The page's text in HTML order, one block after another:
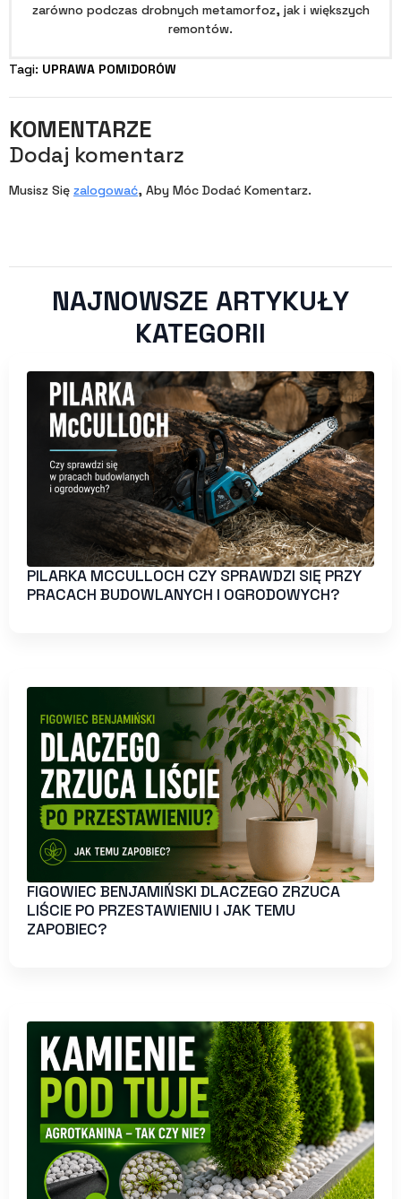
zarówno podczas drobnych metamorfoz, jak i większych
remontów.
Tagi: UPRAWA POMIDORÓW
KOMENTARZE
Dodaj komentarz
Musisz Się zalogować, Aby Móc Dodać Komentarz.
NAJNOWSZE ARTYKUŁY
KATEGORII
PILARKA MCCULLOCH CZY SPRAWDZI SIĘ PRZY
PRACACH BUDOWLANYCH I OGRODOWYCH?
FIGOWIEC BENJAMIŃSKI DLACZEGO ZRZUCA
LIŚCIE PO PRZESTAWIENIU I JAK TEMU
ZAPOBIEC?